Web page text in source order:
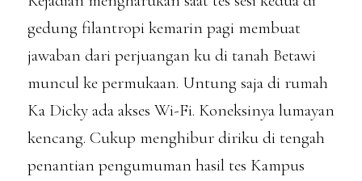
gedung filantropi kemarin pagi membuat
jawaban dari perjuangan ku di tanah Betawi
muncul ke permukaan. Untung saja di rumah
Ka Dicky ada akses Wi-Fi. Koneksinya lumayan
kencang. Cukup menghibur diriku di tengah
penantian pengumuman hasil tes Kampus